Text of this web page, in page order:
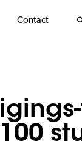
Contact